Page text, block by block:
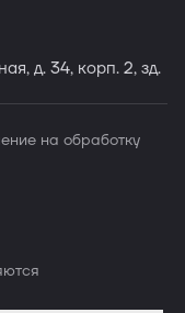
д. 34, корп. 2, зд.
на обработку